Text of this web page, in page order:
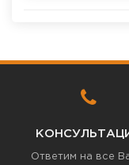
Ответим на все